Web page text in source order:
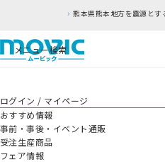
熊本県熊本地方を震源とする地震の
メニュー検索
ログイン / マイページ
おすすめ情報
事前・事後・イベント通販
受注生産商品
フェア情報